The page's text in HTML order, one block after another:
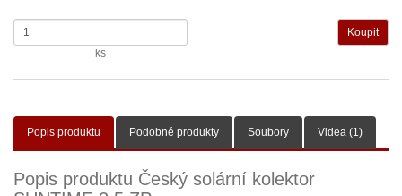
ks
Popis produktu Podobné produkty Soubory Videa (1)
Popis produktu Český solární kolektor